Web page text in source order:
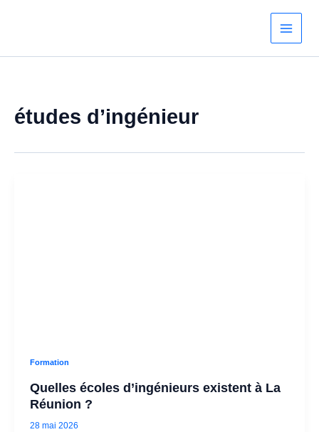
études d’ingénieur
Formation
Quelles écoles d’ingénieurs existent à La
Réunion ?
28 mai 2026